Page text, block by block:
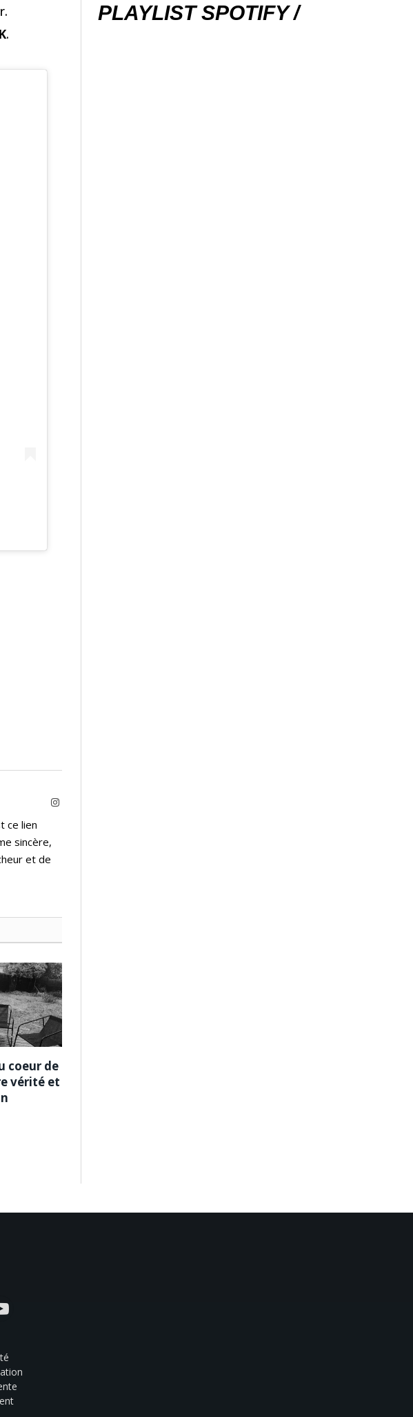
.
Instagram
ce lien
sincère,
et de
coeur de
vérité et
PLAYLIST SPOTIFY /
YouTube